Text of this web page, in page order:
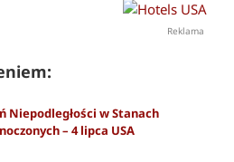
Reklama
Niepodległości w Stanach
– 4 lipca USA